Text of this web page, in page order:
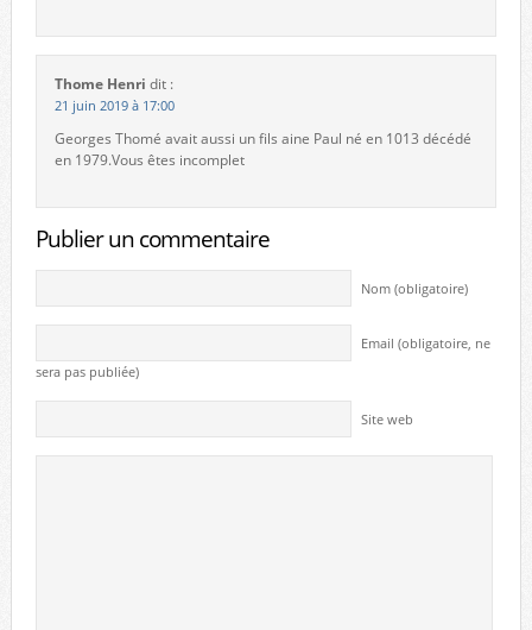
Thome Henri dit :
21 juin 2019 à 17:00
Georges Thomé avait aussi un fils aine Paul né en 1013 décédé
en 1979.Vous êtes incomplet
Publier un commentaire
Nom (obligatoire)
Email (obligatoire, ne
sera pas publiée)
Site web